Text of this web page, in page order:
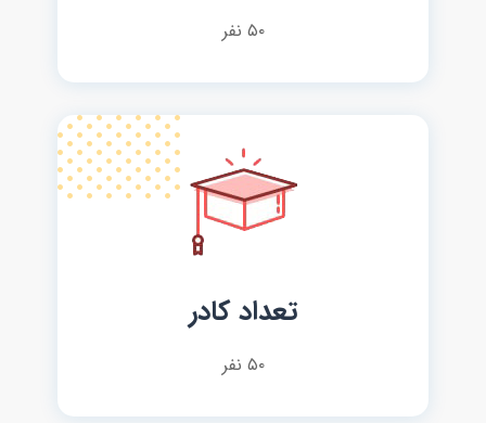
۵۰ نفر
تعداد کادر
۵۰ نفر